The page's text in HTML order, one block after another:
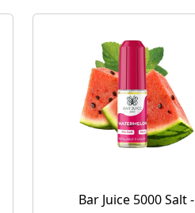
Bar Juice 5000 Salt -